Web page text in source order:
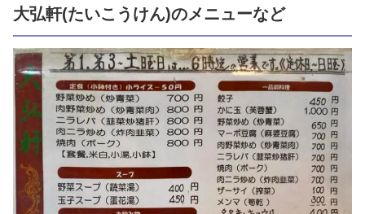
大弘軒(たいこうけん)のメニューなど